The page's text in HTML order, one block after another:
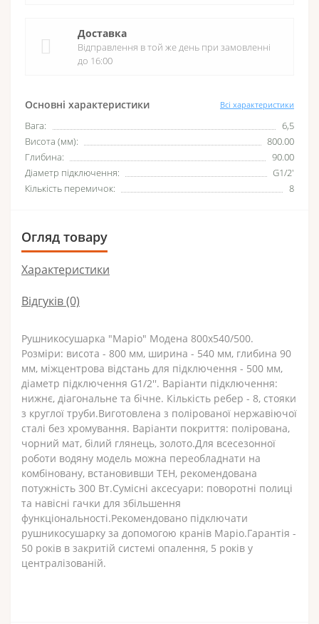
Основні характеристики Всі характеристики
Вага:
6,5
Висота (мм):
800.00
Глибина:
90.00
Діаметр підключення:
G1/2'
Кількість перемичок:
8
Доставка
Відправлення в той же день при замовленні
до 16:00
Огляд товару
Характеристики
Відгуків (0)
Рушникосушарка "Маріо" Модена 800х540/500.
Розміри: висота - 800 мм, ширина - 540 мм, глибина 90
мм, міжцентрова відстань для підключення - 500 мм,
діаметр підключення G1/2''. Варіанти підключення:
нижнє, діагональне та бічне. Кількість ребер - 8, стояки
з круглої труби.Виготовлена з полірованої нержавіючої
сталі без хромування. Варіанти покриття: полірована,
чорний мат, білий глянець, золото.Для всесезонної
роботи водяну модель можна переобладнати на
комбіновану, встановивши ТЕН, рекомендована
потужність 300 Вт.Сумісні аксесуари: поворотні полиці
та навісні гачки для збільшення
функціональності.Рекомендовано підключати
рушникосушарку за допомогою кранів Маріо.Гарантія -
50 років в закритій системі опалення, 5 років у
централізованій.